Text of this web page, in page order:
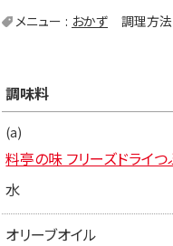
メニュー
おかず 調理方法
調味料
(a)
料亭の味 フリーズドライ
水
オリーブオイル